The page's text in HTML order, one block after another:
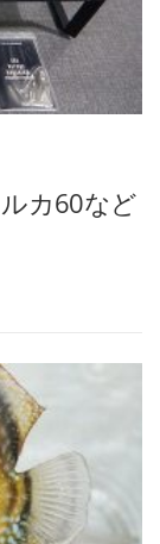
カ60など